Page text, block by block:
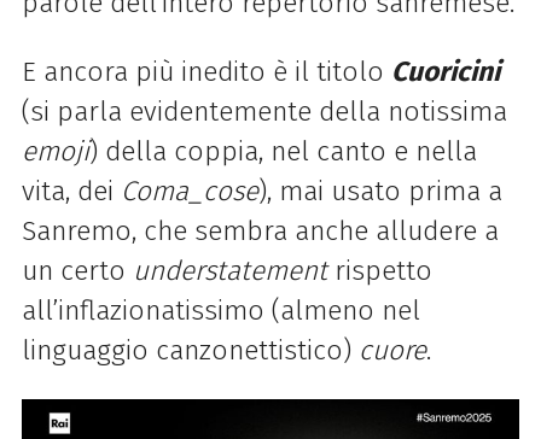
E ancora più inedito è il titolo Cuoricini
(si parla evidentemente della notissima
emoji) della coppia, nel canto e nella
vita, dei Coma_cose), mai usato prima a
Sanremo, che sembra anche alludere a
un certo understatementrispetto
all’inflazionatissimo (almeno nel
linguaggio canzonettistico) cuore.